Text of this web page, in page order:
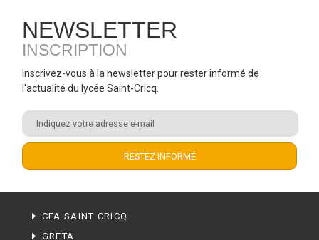
NEWSLETTER
INSCRIPTION
Inscrivez-vous à la newsletter pour rester informé de
l'actualité du lycée Saint-Cricq.
CFA SAINT CRICQ
GRETA